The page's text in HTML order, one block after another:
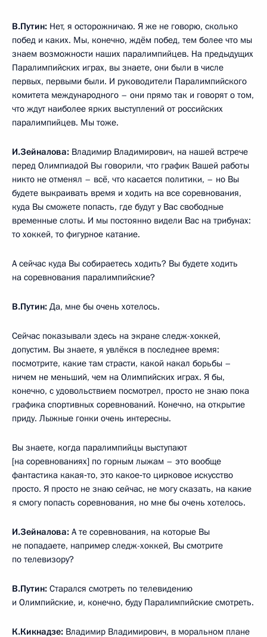
В.Путин: Нет, я осторожничаю. Я же не говорю, сколько
побед и каких. Мы, конечно, ждём побед, тем более что мы
знаем возможности наших паралимпийцев. На предыдущих
Паралимпийских играх, вы знаете, они были в числе
первых, первыми были. И руководители Паралимпийского
комитета международного – они прямо так и говорят о том,
что ждут наиболее ярких выступлений от российских
паралимпийцев. Мы тоже.
И.Зейналова: Владимир Владимирович, на нашей встрече
перед Олимпиадой Вы говорили, что график Вашей работы
никто не отменял – всё, что касается политики, – но Вы
будете выкраивать время и ходить на все соревнования,
куда Вы сможете попасть, где будут у Вас свободные
временные слоты. И мы постоянно видели Вас на трибунах:
то хоккей, то фигурное катание.
А сейчас куда Вы собираетесь ходить? Вы будете ходить
на соревнования паралимпийские?
В.Путин: Да, мне бы очень хотелось.
Сейчас показывали здесь на экране следж-хоккей,
допустим. Вы знаете, я увлёкся в последнее время:
посмотрите, какие там страсти, какой накал борьбы –
ничем не меньший, чем на Олимпийских играх. Я бы,
конечно, с удовольствием посмотрел, просто не знаю пока
графика спортивных соревнований. Конечно, на открытие
приду. Лыжные гонки очень интересны.
Вы знаете, когда паралимпийцы выступают
[на соревнованиях] по горным лыжам – это вообще
фантастика какая‑то, это какое‑то цирковое искусство
просто. Я просто не знаю сейчас, не могу сказать, на какие
я смогу попасть соревнования, но мне бы очень хотелось.
И.Зейналова: А те соревнования, на которые Вы
не попадаете, например следж-хоккей, Вы смотрите
по телевизору?
В.Путин: Старался смотреть по телевидению
и Олимпийские, и, конечно, буду Паралимпийские смотреть.
К.Кикнадзе: Владимир Владимирович, в моральном плане